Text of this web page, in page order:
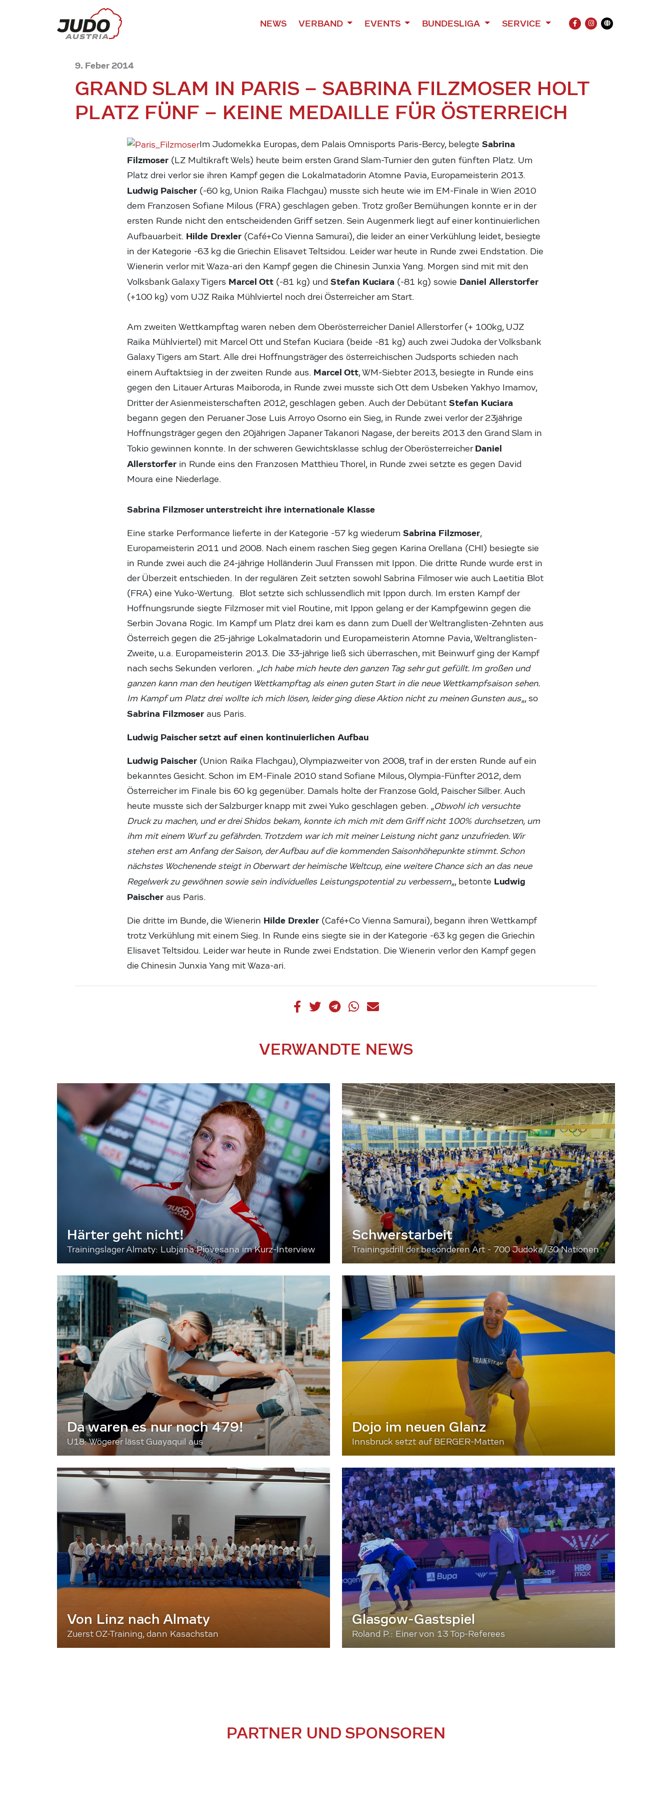
NEWS VERBAND EVENTS BUNDESLIGA SERVICE
FACEBOOK
INSTAGRAM
Übersetzung
9. Feber 2014
GRAND SLAM IN PARIS – SABRINA FILZMOSER HOLT
PLATZ FÜNF – KEINE MEDAILLE FÜR ÖSTERREICH
Im Judomekka Europas, dem Palais Omnisports Paris-Bercy, belegteSabrina
Filzmoser (LZ Multikraft Wels) heute beim ersten Grand Slam-Turnier den guten fünften Platz. Um
Platz drei verlor sie ihren Kampf gegen die Lokalmatadorin Atomne Pavia, Europameisterin 2013.
Ludwig Paischer (-60 kg, Union Raika Flachgau) musste sich heute wie im EM-Finale in Wien 2010
dem Franzosen Sofiane Milous (FRA) geschlagen geben. Trotz großer Bemühungen konnte er in der
ersten Runde nicht den entscheidenden Griff setzen. Sein Augenmerk liegt auf einer kontinuierlichen
Aufbauarbeit. Hilde Drexler (Café+Co Vienna Samurai), die leider an einer Verkühlung leidet, besiegte
in der Kategorie -63 kg die Griechin Elisavet Teltsidou. Leider war heute in Runde zwei Endstation. Die
Wienerin verlor mit Waza-ari den Kampf gegen die Chinesin Junxia Yang. Morgen sind mit mit den
Volksbank Galaxy Tigers Marcel Ott (-81 kg) undStefan Kuciara (-81 kg) sowie Daniel Allerstorfer
(+100 kg) vom UJZ Raika Mühlviertel noch drei Österreicher am Start.
Am zweiten Wettkampftag waren neben dem Oberösterreicher Daniel Allerstorfer (+ 100kg, UJZ
Raika Mühlviertel) mit Marcel Ott und Stefan Kuciara (beide -81 kg) auch zwei Judoka der Volksbank
Galaxy Tigers am Start. Alle drei Hoffnungsträger des österreichischen Judsports schieden nach
einem Auftaktsieg in der zweiten Runde aus. Marcel Ott, WM-Siebter 2013, besiegte in Runde eins
gegen den Litauer Arturas Maiboroda, in Runde zwei musste sich Ott dem Usbeken Yakhyo Imamov,
Dritter der Asienmeisterschaften 2012, geschlagen geben. Auch der DebütantStefan Kuciara
begann gegen den Peruaner Jose Luis Arroyo Osorno ein Sieg, in Runde zwei verlor der 23jährige
Hoffnungsträger gegen den 20jährigen Japaner Takanori Nagase, der bereits 2013 den Grand Slam in
Tokio gewinnen konnte. In der schweren Gewichtsklasse schlug der OberösterreicherDaniel
Allerstorfer in Runde eins den Franzosen Matthieu Thorel, in Runde zwei setzte es gegen David
Moura eine Niederlage.
Sabrina Filzmoser unterstreicht ihre internationale Klasse
Eine starke Performance lieferte in der Kategorie -57 kg wiederumSabrina Filzmoser,
Europameisterin 2011 und 2008. Nach einem raschen Sieg gegen Karina Orellana (CHI) besiegte sie
in Runde zwei auch die 24-jährige Holländerin Juul Franssen mit Ippon. Die dritte Runde wurde erst in
der Überzeit entschieden. In der regulären Zeit setzten sowohl Sabrina Filmoser wie auch Laetitia Blot
(FRA) eine Yuko-Wertung. Blot setzte sich schlussendlich mit Ippon durch. Im ersten Kampf der
Hoffnungsrunde siegte Filzmoser mit viel Routine, mit Ippon gelang er der Kampfgewinn gegen die
Serbin Jovana Rogic. Im Kampf um Platz drei kam es dann zum Duell der Weltranglisten-Zehnten aus
Österreich gegen die 25-jährige Lokalmatadorin und Europameisterin Atomne Pavia, Weltranglisten-
Zweite, u.a. Europameisterin 2013. Die 33-jährige ließ sich überraschen, mit Beinwurf ging der Kampf
nach sechs Sekunden verloren. „Ich habe mich heute den ganzen Tag sehr gut gefüllt. Im großen und
ganzen kann man den heutigen Wettkampftag als einen guten Start in die neue Wettkampfsaison sehen.
Im Kampf um Platz drei wollte ich mich lösen, leider ging diese Aktion nicht zu meinen Gunsten aus„, so
Sabrina Filzmoser aus Paris.
Ludwig Paischer setzt auf einen kontinuierlichen Aufbau
Ludwig Paischer (Union Raika Flachgau), Olympiazweiter von 2008, traf in der ersten Runde auf ein
bekanntes Gesicht. Schon im EM-Finale 2010 stand Sofiane Milous, Olympia-Fünfter 2012, dem
Österreicher im Finale bis 60 kg gegenüber. Damals holte der Franzose Gold, Paischer Silber. Auch
heute musste sich der Salzburger knapp mit zwei Yuko geschlagen geben. „Obwohl ich versuchte
Druck zu machen, und er drei Shidos bekam, konnte ich mich mit dem Griff nicht 100% durchsetzen, um
ihm mit einem Wurf zu gefährden. Trotzdem war ich mit meiner Leistung nicht ganz unzufrieden. Wir
stehen erst am Anfang der Saison, der Aufbau auf die kommenden Saisonhöhepunkte stimmt. Schon
nächstes Wochenende steigt in Oberwart der heimische Weltcup, eine weitere Chance sich an das neue
Regelwerk zu gewöhnen sowie sein individuelles Leistungspotential zu verbessern„, betonte Ludwig
Paischer aus Paris.
Die dritte im Bunde, die Wienerin Hilde Drexler (Café+Co Vienna Samurai), begann ihren Wettkampf
trotz Verkühlung mit einem Sieg. In Runde eins siegte sie in der Kategorie -63 kg gegen die Griechin
Elisavet Teltsidou. Leider war heute in Runde zwei Endstation. Die Wienerin verlor den Kampf gegen
die Chinesin Junxia Yang mit Waza-ari.
VERWANDTE NEWS
Härter geht nicht!
Trainingslager Almaty: Lubjana Piovesana im Kurz-Interview
Schwerstarbeit
Trainingsdrill der besonderen Art - 700 Judoka/30 Nationen
Da waren es nur noch 479!
U18: Wögerer lässt Guayaquil aus
Dojo im neuen Glanz
Innsbruck setzt auf BERGER-Matten
Von Linz nach Almaty
Zuerst OZ-Training, dann Kasachstan
Glasgow-Gastspiel
Roland P.: Einer von 13 Top-Referees
PARTNER UND SPONSOREN